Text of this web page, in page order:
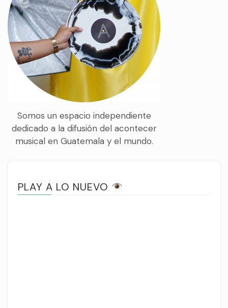
Somos un espacio independiente
dedicado a la difusión del acontecer
musical en Guatemala y el mundo.
PLAY A LO NUEVO